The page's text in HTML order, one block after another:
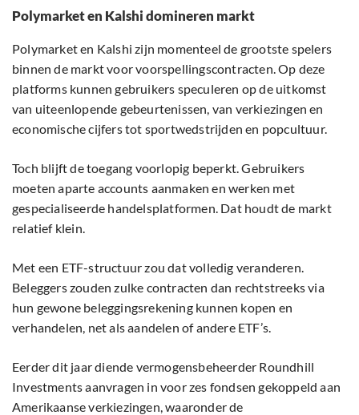
Polymarket en Kalshi domineren markt
Polymarket en Kalshi zijn momenteel de grootste spelers
binnen de markt voor voorspellingscontracten. Op deze
platforms kunnen gebruikers speculeren op de uitkomst
van uiteenlopende gebeurtenissen, van verkiezingen en
economische cijfers tot sportwedstrijden en popcultuur.
Toch blijft de toegang voorlopig beperkt. Gebruikers
moeten aparte accounts aanmaken en werken met
gespecialiseerde handelsplatformen. Dat houdt de markt
relatief klein.
Met een ETF-structuur zou dat volledig veranderen.
Beleggers zouden zulke contracten dan rechtstreeks via
hun gewone beleggingsrekening kunnen kopen en
verhandelen, net als aandelen of andere ETF’s.
Eerder dit jaar diende vermogensbeheerder Roundhill
Investments aanvragen in voor zes fondsen gekoppeld aan
Amerikaanse verkiezingen, waaronder de